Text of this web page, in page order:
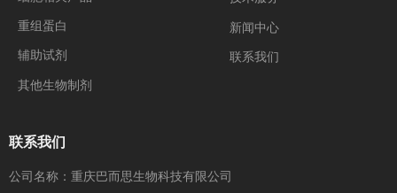
重组蛋白
辅助试剂
其他生物制剂
新闻中心
联系我们
联系我们
公司名称：重庆巴而思生物科技有限公司